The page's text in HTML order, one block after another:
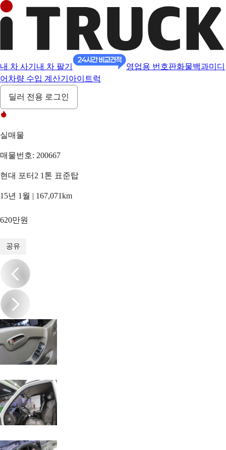
내 차 사기 내 차 팔기 영업용 번호판화물백과미디
어 차량 수입 계산기 아이트럭
딜러 전용 로그인
실매물
매물번호: 200667
현대 포터2 1톤 표준탑
15년 1월 | 167,071km
620만원
공유
/15